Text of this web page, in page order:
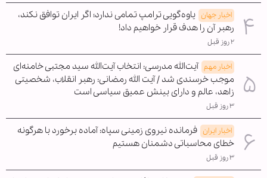
اخبار جهان یاوه‌گویی ترامپ تمامی ندارد؛ اگر ایران توافق نکند،
رهبر آن را هدف قرار خواهیم داد!
۲ روز قبل
اخبار مهم آیت‌الله مدرسی: انتخاب آیت‌الله سید مجتبی خامنه‌ای
موجب خرسندی شد / آیت الله رمضانی: رهبر انقلاب، شخصیتی
زاهد، عالم و دارای بینش عمیق سیاسی است
۳ روز قبل
اخبار ایران فرمانده نیروی زمینی سپاه: آماده برخورد با هرگونه
خطای محاسباتی دشمنان هستیم
۳ روز قبل